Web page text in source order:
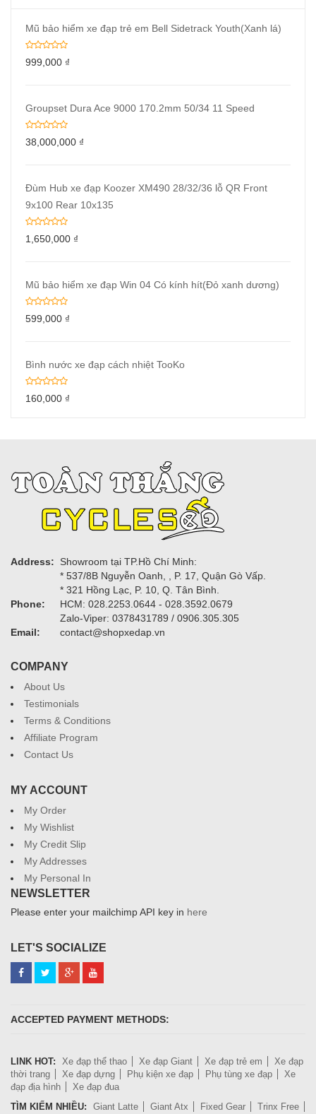
Mũ bảo hiểm xe đạp trẻ em Bell Sidetrack Youth(Xanh lá)
999,000 ₫
Groupset Dura Ace 9000 170.2mm 50/34 11 Speed
38,000,000 ₫
Đùm Hub xe đạp Koozer XM490 28/32/36 lỗ QR Front
9x100 Rear 10x135
1,650,000 ₫
Mũ bảo hiểm xe đạp Win 04 Có kính hít(Đỏ xanh dương)
599,000 ₫
Bình nước xe đạp cách nhiệt TooKo
160,000 ₫
Address:
Showroom tại TP.Hồ Chí Minh:
* 537/8B Nguyễn Oanh, , P. 17, Quận Gò Vấp.
* 321 Hồng Lạc, P. 10, Q. Tân Bình.
Phone:
HCM: 028.2253.0644 - 028.3592.0679
Zalo-Viper: 0378431789 / 0906.305.305
Email:
contact@shopxedap.vn
COMPANY
About Us
Testimonials
Terms & Conditions
Affiliate Program
Contact Us
MY ACCOUNT
My Order
My Wishlist
My Credit Slip
My Addresses
My Personal In
NEWSLETTER
Please enter your mailchimp API key in here
LET'S SOCIALIZE
ACCEPTED PAYMENT METHODS:
LINK HOT: Xe đạp thể thao Xe đạp Giant Xe đạp trẻ em
Xe đạp
thời trang
Xe đạp dựng Phụ kiện xe đạp Phụ tùng xe đạp
Xe
đạp địa hình
Xe đạp đua
TÌM KIẾM NHIỀU:
Giant Latte Giant Atx Fixed Gear Trinx Free